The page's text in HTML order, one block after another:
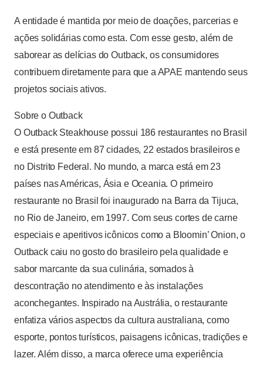
A entidade é mantida por meio de doações, parcerias e
ações solidárias como esta. Com esse gesto, além de
saborear as delícias do Outback, os consumidores
contribuem diretamente para que a APAE mantendo seus
projetos sociais ativos.
Sobre o Outback
O Outback Steakhouse possui 186 restaurantes no Brasil
e está presente em 87 cidades, 22 estados brasileiros e
no Distrito Federal. No mundo, a marca está em 23
países nas Américas, Ásia e Oceania. O primeiro
restaurante no Brasil foi inaugurado na Barra da Tijuca,
no Rio de Janeiro, em 1997. Com seus cortes de carne
especiais e aperitivos icônicos como a Bloomin’ Onion, o
Outback caiu no gosto do brasileiro pela qualidade e
sabor marcante da sua culinária, somados à
descontração no atendimento e às instalações
aconchegantes. Inspirado na Austrália, o restaurante
enfatiza vários aspectos da cultura australiana, como
esporte, pontos turísticos, paisagens icônicas, tradições e
lazer. Além disso, a marca oferece uma experiência